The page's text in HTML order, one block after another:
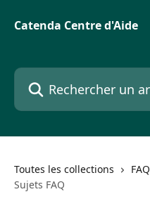
Catenda Centre d'Aide
Rechercher un article...
Toutes les collections FAQ
Sujets FAQ